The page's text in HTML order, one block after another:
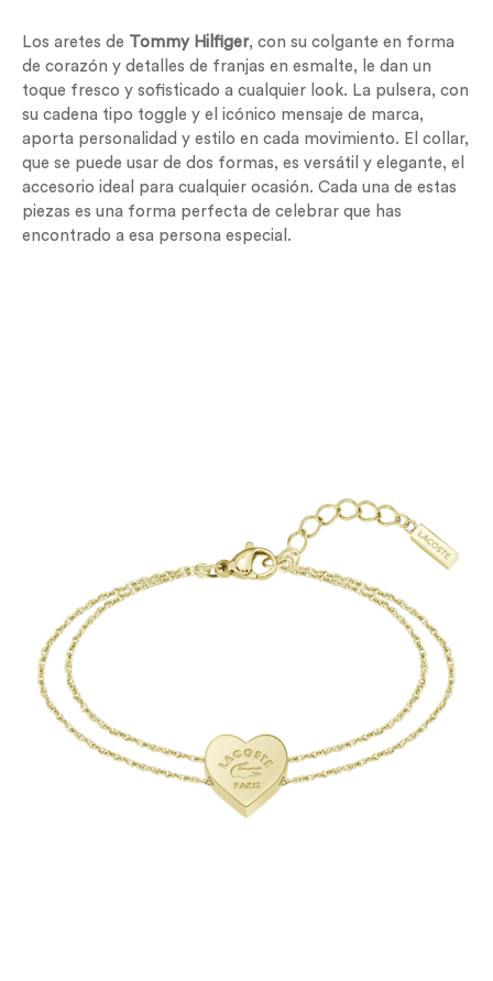
Los aretes de Tommy Hilfiger, con su colgante en forma
de corazón y detalles de franjas en esmalte, le dan un
toque fresco y sofisticado a cualquier look. La pulsera, con
su cadena tipo toggle y el icónico mensaje de marca,
aporta personalidad y estilo en cada movimiento. El collar,
que se puede usar de dos formas, es versátil y elegante, el
accesorio ideal para cualquier ocasión. Cada una de estas
piezas es una forma perfecta de celebrar que has
encontrado a esa persona especial.